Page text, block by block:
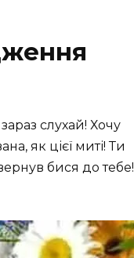
слухай! Хочу
як цієї миті! Ти
бися до тебе!